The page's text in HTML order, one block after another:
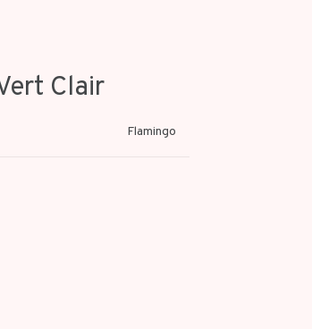
Clair
Flamingo